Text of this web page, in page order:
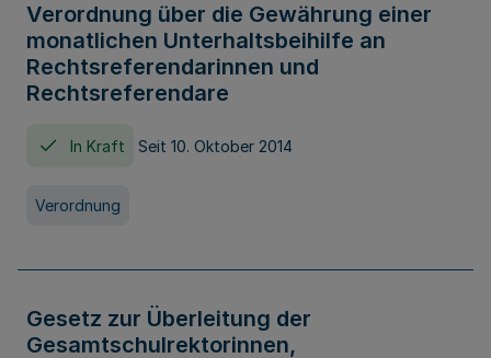
Verordnung über die Gewährung einer
monatlichen Unterhaltsbeihilfe an
Rechtsreferendarinnen und
Rechtsreferendare
In Kraft Seit 10. Oktober 2014
Verordnung
Gesetz zur Überleitung der
Gesamtschulrektorinnen,